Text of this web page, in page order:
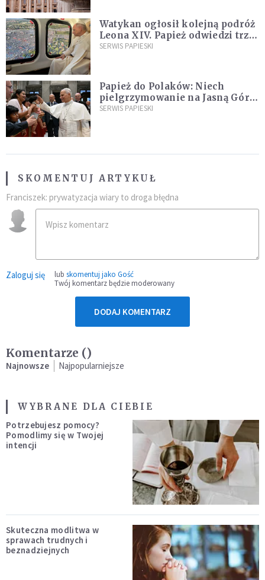
Watykan ogłosił kolejną podróż
Leona XIV. Papież odwiedzi trzy
kraje Ameryki Południowej
SERWIS PAPIESKI
Papież do Polaków: Niech
pielgrzymowanie na Jasną Górę
umocni wiarę i nadzieję
SERWIS PAPIESKI
SKOMENTUJ ARTYKUŁ
Franciszek: prywatyzacja wiary to droga błędna
Zaloguj się lub skomentuj jako Gość
Twój komentarz będzie moderowany
DODAJ KOMENTARZ
Komentarze ()
Najnowsze Najpopularniejsze
WYBRANE DLA CIEBIE
Potrzebujesz pomocy?
Pomodlimy się w Twojej
intencji
Skuteczna modlitwa w
sprawach trudnych i
beznadziejnych